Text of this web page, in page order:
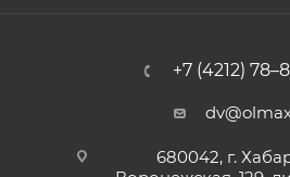
+7 (4212)
680042, г.